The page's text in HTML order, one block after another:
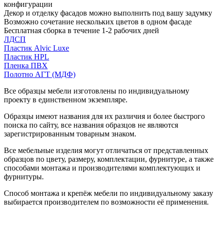
конфигурации
Декор и отделку фасадов можно выполнить под вашу задумку
Возможно сочетание нескольких цветов в одном фасаде
Бесплатная сборка в течение 1-2 рабочих дней
ЛДСП
Пластик Alvic Luxe
Пластик HPL
Пленка ПВХ
Полотно АГТ (МДФ)
Все образцы мебели изготовлены по индивидуальному
проекту в единственном экземпляре.
Образцы имеют названия для их различия и более быстрого
поиска по сайту, все названия образцов не являются
зарегистрированным товарным знаком.
Все мебельные изделия могут отличаться от представленных
образцов по цвету, размеру, комплектации, фурнитуре, а также
способами монтажа и производителями комплектующих и
фурнитуры.
Способ монтажа и крепёж мебели по индивидуальному заказу
выбирается производителем по возможности её применения.